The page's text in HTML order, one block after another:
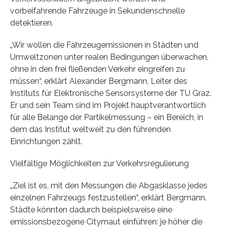
vorbeifahrende Fahrzeuge in Sekundenschnelle
detektieren.
„Wir wollen die Fahrzeugemissionen in Städten und
Umweltzonen unter realen Bedingungen überwachen,
ohne in den frei fließenden Verkehr eingreifen zu
müssen“, erklärt Alexander Bergmann, Leiter des
Instituts für Elektronische Sensorsysteme der TU Graz.
Er und sein Team sind im Projekt hauptverantwortlich
für alle Belange der Partikelmessung – ein Bereich, in
dem das Institut weltweit zu den führenden
Einrichtungen zählt.
Vielfältige Möglichkeiten zur Verkehrsregulierung
„Ziel ist es, mit den Messungen die Abgasklasse jedes
einzelnen Fahrzeugs festzustellen“, erklärt Bergmann.
Städte könnten dadurch beispielsweise eine
emissionsbezogene Citymaut einführen: je höher die